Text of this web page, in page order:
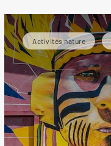
Activités nature